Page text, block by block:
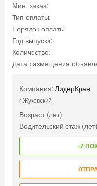
Мин. заказ:
Тип оплаты:
Порядок оплаты:
Год выпуска:
Количество:
Дата размещения
Компания: ЛидерКран
г.Жуковский
Возраст (лет)
Водительский стаж (лет)
+7